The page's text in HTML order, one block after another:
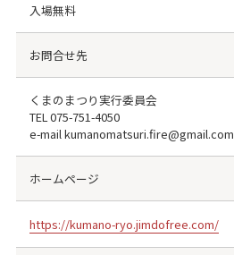
入場無料
お問合せ先
くまのまつり実行委員会
TEL 075-751-4050
e-mail kumanomatsuri.fire@gmail.com
ホームページ
https://kumano-ryo.jimdofree.com/